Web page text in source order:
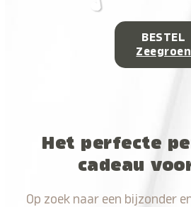
BESTEL
Zeegroen
Het perfecte
cadeau
Op zoek naar een bijzonder